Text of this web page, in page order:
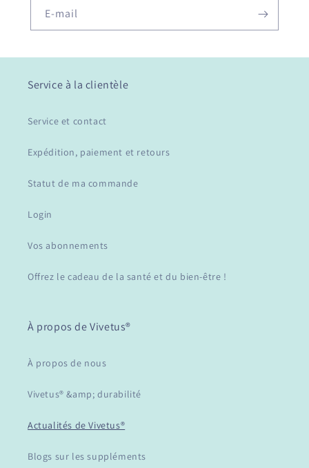
E-mail
Service à la clientèle
Service et contact
Expédition, paiement et retours
Statut de ma commande
Login
Vos abonnements
Offrez le cadeau de la santé et du bien-être !
À propos de Vivetus®
À propos de nous
Vivetus® &amp; durabilité
Actualités de Vivetus®
Blogs sur les suppléments